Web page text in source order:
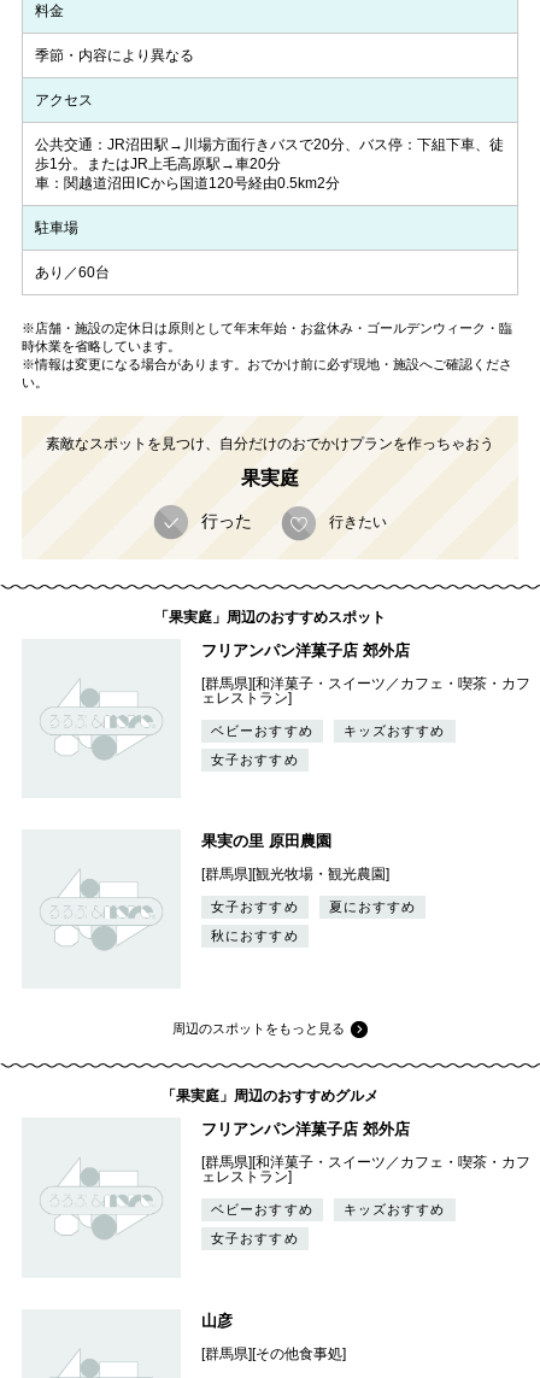
料金
季節・内容により異なる
アクセス
公共交通：JR沼田駅→川場方面行きバスで20分、バス停：下組下車、徒
歩1分。またはJR上毛高原駅→車20分
車：関越道沼田ICから国道120号経由0.5km2分
駐車場
あり／60台
※店舗・施設の定休日は原則として年末年始・お盆休み・ゴールデンウィーク・臨
時休業を省略しています。
※情報は変更になる場合があります。おでかけ前に必ず現地・施設へご確認くださ
い。
素敵なスポットを見つけ、自分だけのおでかけプランを作っちゃおう
果実庭
行った 行きたい
「果実庭」周辺のおすすめスポット
フリアンパン洋菓子店 郊外店
[群馬県][和洋菓子・スイーツ／カフェ・喫茶・カフ
ェレストラン]
ベビーおすすめ
キッズおすすめ
女子おすすめ
果実の里 原田農園
[群馬県][観光牧場・観光農園]
女子おすすめ
夏におすすめ
秋におすすめ
周辺のスポットをもっと見る
「果実庭」周辺のおすすめグルメ
フリアンパン洋菓子店 郊外店
[群馬県][和洋菓子・スイーツ／カフェ・喫茶・カフ
ェレストラン]
ベビーおすすめ
キッズおすすめ
女子おすすめ
山彦
[群馬県][その他食事処]